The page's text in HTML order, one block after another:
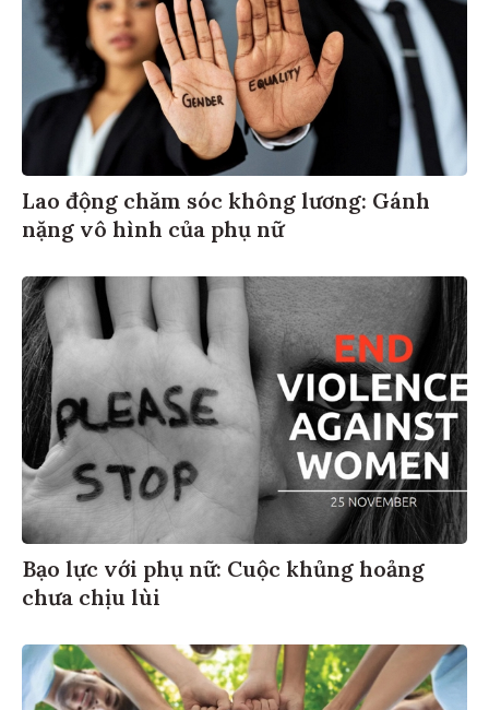
Lao động chăm sóc không lương: Gánh
nặng vô hình của phụ nữ
Bạo lực với phụ nữ: Cuộc khủng hoảng
chưa chịu lùi